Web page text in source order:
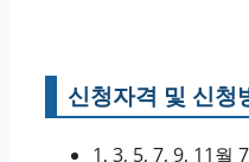
신청자격 및 신청
1, 3, 5, 7, 9, 11월